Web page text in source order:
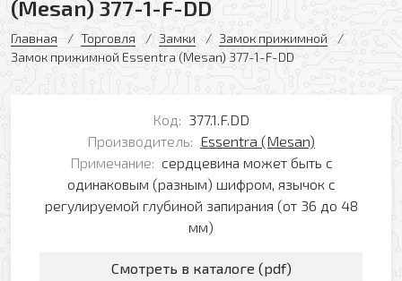
(Mesan) 377-1-F-DD
Главная Торговля Замки
Замок прижимной
Замок прижимной Essentra (Mesan) 377-1-F-DD
Код: 377.1.F.DD
Производитель: Essentra (Mesan)
Примечание: сердцевина может быть с
одинаковым (разным) шифром, язычок с
регулируемой глубиной запирания (от 36 до 48
мм)
Смотреть в каталоге (pdf)